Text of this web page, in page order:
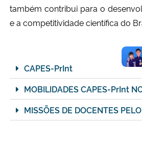
também contribui para o
e a competitividade científica do
CAPES-PrInt
MOBILIDADES CAPES-PrInt
MISSÕES DE DOCENTES